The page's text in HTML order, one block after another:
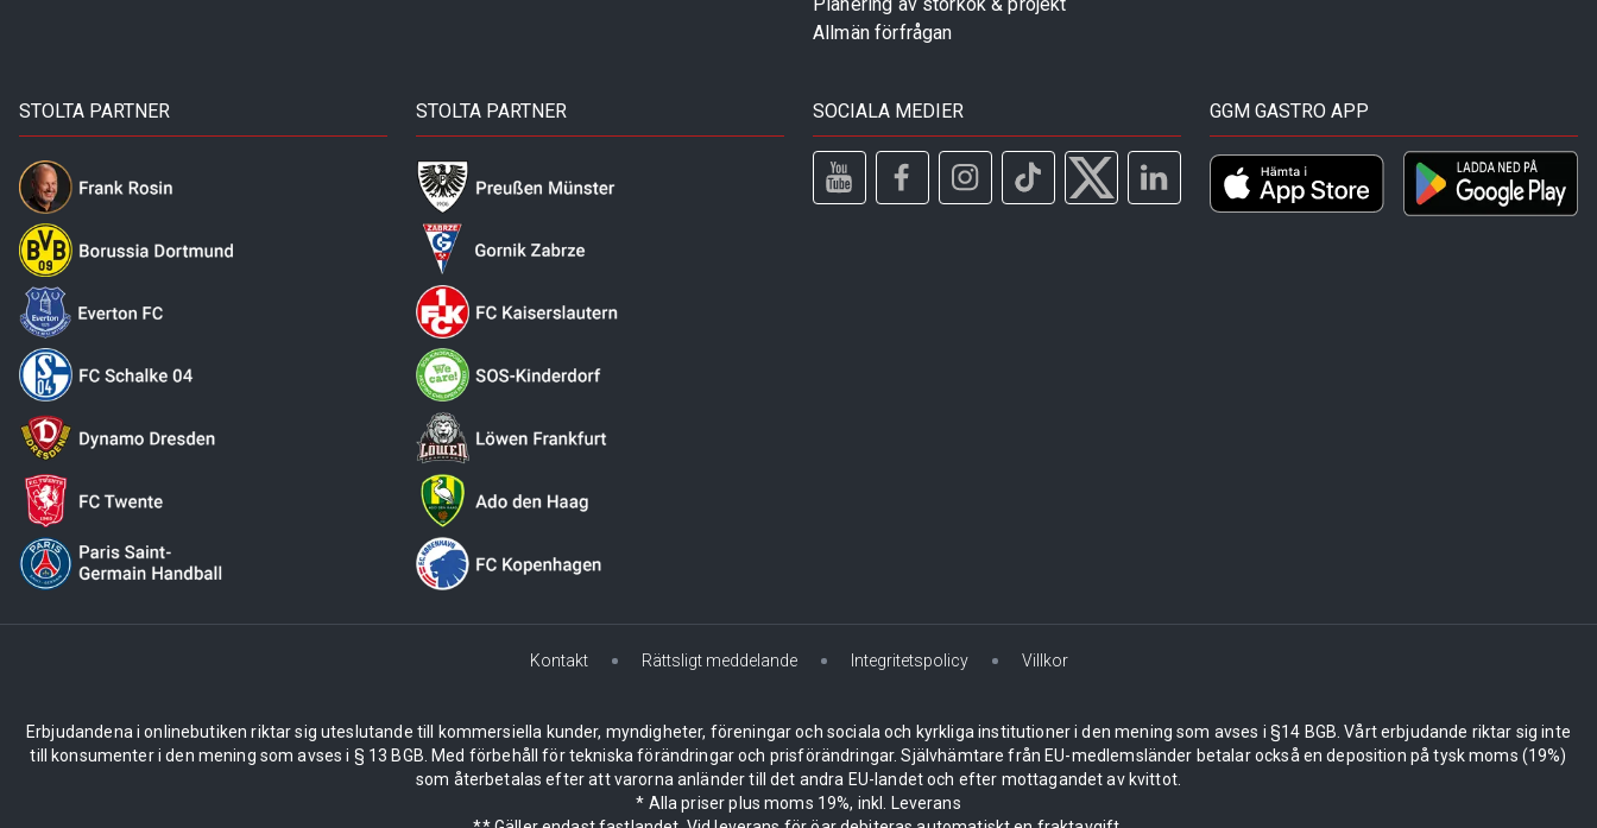
Allmän förfrågan
STOLTA PARTNER STOLTA PARTNER SOCIALA MEDIER GGM GASTRO APP
Kontakt Rättsligt meddelande Integritetspolicy Villkor
Erbjudandena i onlinebutiken riktar sig uteslutande till kommersiella kunder, myndigheter, föreningar och sociala och kyrkliga institutioner i den mening som avses i §14 BGB. Vårt erbjudande riktar sig inte
till konsumenter i den mening som avses i § 13 BGB. Med förbehåll för tekniska förändringar och prisförändringar. Självhämtare från EU-medlemsländer betalar också en deposition på tysk moms (19%)
som återbetalas efter att varorna anländer till det andra EU-landet och efter mottagandet av kvittot.
* Alla priser plus moms 19%, inkl. Leverans